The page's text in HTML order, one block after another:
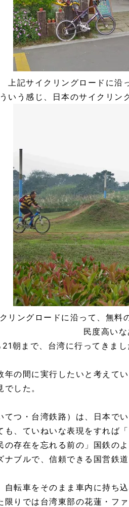
上記サイクリングロードに沿
いう感じ、日本のサイクリン
リングロードに沿って、無料
民度高いな
朝まで、台湾に行ってきまし
年の間に実行したいと考えて
した。
てつ・台湾鉄路）は、日本で
も、ていねいな表現をすれば
の存在を忘れる前の」国鉄の
ナブルで、信頼できる国営鉄
自転車をそのまま車内に持ち
限りでは台湾東部の花蓮・フ